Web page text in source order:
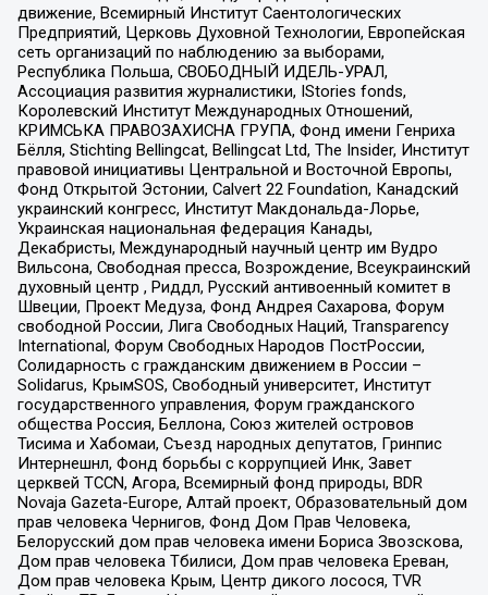
движение, Всемирный Институт Саентологических
Предприятий, Церковь Духовной Технологии, Европейская
сеть организаций по наблюдению за выборами,
Республика Польша, СВОБОДНЫЙ ИДЕЛЬ-УРАЛ,
Ассоциация развития журналистики, IStories fonds,
Королевский Институт Международных Отношений,
КРИМСЬКА ПРАВОЗАХИСНА ГРУПА, Фонд имени Генриха
Бёлля, Stichting Bellingcat, Bellingcat Ltd, The Insider, Институт
правовой инициативы Центральной и Восточной Европы,
Фонд Открытой Эстонии, Calvert 22 Foundation, Канадский
украинский конгресс, Институт Макдональда-Лорье,
Украинская национальная федерация Канады,
Декабристы, Международный научный центр им Вудро
Вильсона, Свободная пресса, Возрождение, Всеукраинский
духовный центр , Риддл, Русский антивоенный комитет в
Швеции, Проект Медуза, Фонд Андрея Сахарова, Форум
свободной России, Лига Свободных Наций, Transparеncy
International, Форум Свободных Народов ПостРоссии,
Солидарность с гражданским движением в России –
Solidarus, КрымSOS, Свободный университет, Институт
государственного управления, Форум гражданского
общества Россия, Беллона, Союз жителей островов
Тисима и Хабомаи, Съезд народных депутатов, Гринпис
Интернешнл, Фонд борьбы с коррупцией Инк, Завет
церквей TCCN, Агора, Всемирный фонд природы, BDR
Novaja Gazeta-Europe, Алтай проект, Образовательный дом
прав человека Чернигов, Фонд Дом Прав Человека,
Белорусский дом прав человека имени Бориса Звозскова,
Дом прав человека Тбилиси, Дом прав человека Ереван,
Дом прав человека Крым, Центр дикого лосося, TVR